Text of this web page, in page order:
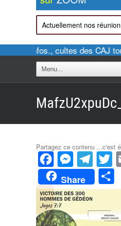
Pour infos., cultes des CAJ
Partagez ce contenu ...c'est
Share